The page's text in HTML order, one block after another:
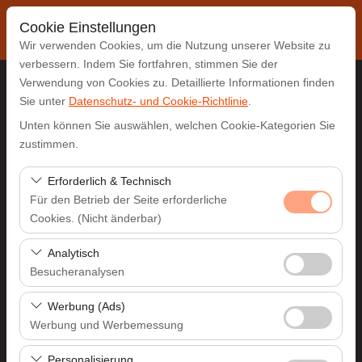
Cookie Einstellungen
Wir verwenden Cookies, um die Nutzung unserer Website zu
verbessern. Indem Sie fortfahren, stimmen Sie der
Verwendung von Cookies zu. Detaillierte Informationen finden
Sie unter Datenschutz- und Cookie-Richtlinie
Unten können Sie auswählen, welchen Cookie-Kategorien Sie
zustimmen.
Erforderlich & Technisch
Für den Betrieb der Seite erforderliche
Cookies. (Nicht änderbar)
Diese Cookies sind für das ordnungsgemäße
Funktionieren der Website, die Sicherheit, die
Sitzungsverwaltung und grundlegende Funktionen
erforderlich. Sie können nicht deaktiviert werden.
Analytisch
Besucheranalysen
Diese Cookies ermöglichen es uns, zu analysieren, wie
unsere Website genutzt wird (Besucherzahl,
meistbesuchte Seiten, Nutzerverhalten). Diese Daten
werden verwendet, um die Leistung der Website zu
Werbung (Ads)
Werbung und Werbemessung
Diese Cookies ermöglichen es uns, Ihnen auf Ihre
Abholstation
Eine andere Rückgabestation auswählen
Abholdatum & Zeit
Rückgabedatum & Zeit